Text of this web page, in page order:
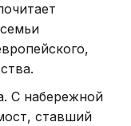
С набережной
ставший